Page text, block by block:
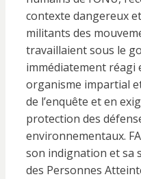
contexte dangereux
militants des
travaillaient sous le
immédiatement réagi
organisme impartial
de l’enquête et en
protection des
environnementaux.
son indignation et sa
des Personnes